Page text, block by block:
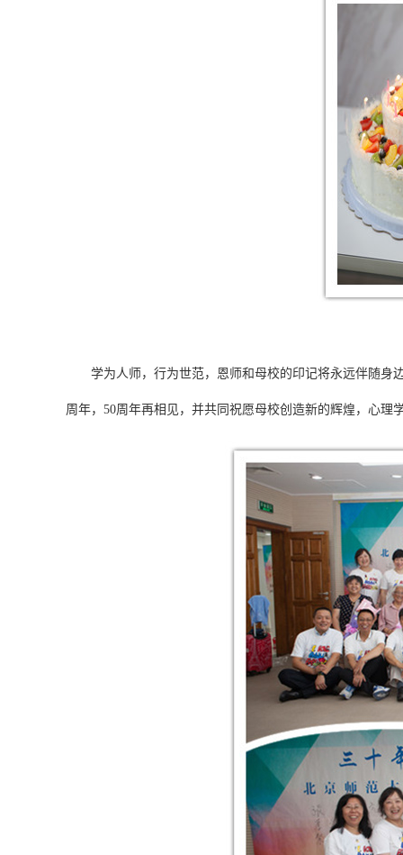
学为人师，行为世范，恩师和母校的印记将永远伴随身边
周年，50周年再相见，并共同祝愿母校创造新的辉煌，心理